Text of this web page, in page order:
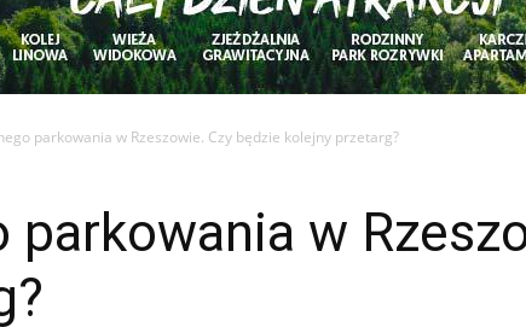
parkowania w Rzeszowie. Czy będzie kolejny przetarg?
parkowania w